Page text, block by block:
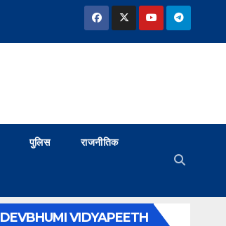
पुलिस राजनीतिक
DEVBHUMI VIDYAPEETH